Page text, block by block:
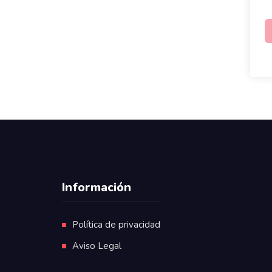
Información
Política de privacidad
Aviso Legal